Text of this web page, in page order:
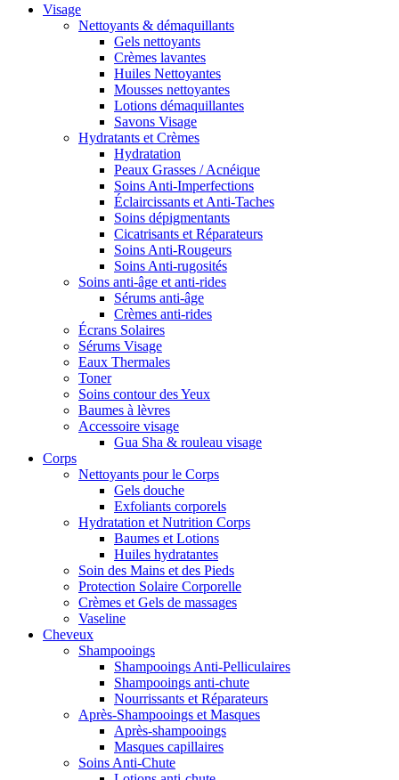
Visage
Nettoyants & démaquillants
Gels nettoyants
Crèmes lavantes
Huiles Nettoyantes
Mousses nettoyantes
Lotions démaquillantes
Savons Visage
Hydratants et Crèmes
Hydratation
Peaux Grasses / Acnéique
Soins Anti-Imperfections
Éclaircissants et Anti-Taches
Soins dépigmentants
Cicatrisants et Réparateurs
Soins Anti-Rougeurs
Soins Anti-rugosités
Soins anti-âge et anti-rides
Sérums anti-âge
Crèmes anti-rides
Écrans Solaires
Sérums Visage
Eaux Thermales
Toner
Soins contour des Yeux
Baumes à lèvres
Accessoire visage
Gua Sha & rouleau visage
Corps
Nettoyants pour le Corps
Gels douche
Exfoliants corporels
Hydratation et Nutrition Corps
Baumes et Lotions
Huiles hydratantes
Soin des Mains et des Pieds
Protection Solaire Corporelle
Crèmes et Gels de massages
Vaseline
Cheveux
Shampooings
Shampooings Anti-Pelliculaires
Shampooings anti-chute
Nourrissants et Réparateurs
Après-Shampooings et Masques
Après-shampooings
Masques capillaires
Soins Anti-Chute